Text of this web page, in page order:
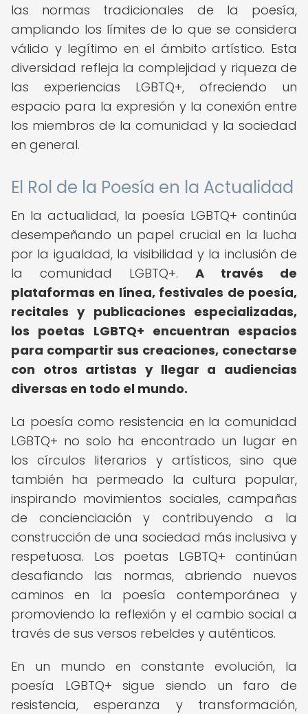
las normas tradicionales de la poesía,
ampliando los límites de lo que se considera
válido y legítimo en el ámbito artístico. Esta
diversidad refleja la complejidad y riqueza de
las experiencias LGBTQ+, ofreciendo un
espacio para la expresión y la conexión entre
los miembros de la comunidad y la sociedad
en general.
El Rol de la Poesía en la Actualidad
En la actualidad, la poesía LGBTQ+ continúa
desempeñando un papel crucial en la lucha
por la igualdad, la visibilidad y la inclusión de
la comunidad LGBTQ+. A través de
plataformas en línea, festivales de poesía,
recitales y publicaciones especializadas,
los poetas LGBTQ+ encuentran espacios
para compartir sus creaciones, conectarse
con otros artistas y llegar a audiencias
diversas en todo el mundo.
La poesía como resistencia en la comunidad
LGBTQ+ no solo ha encontrado un lugar en
los círculos literarios y artísticos, sino que
también ha permeado la cultura popular,
inspirando movimientos sociales, campañas
de concienciación y contribuyendo a la
construcción de una sociedad más inclusiva y
respetuosa. Los poetas LGBTQ+ continúan
desafiando las normas, abriendo nuevos
caminos en la poesía contemporánea y
promoviendo la reflexión y el cambio social a
través de sus versos rebeldes y auténticos.
En un mundo en constante evolución, la
poesía LGBTQ+ sigue siendo un faro de
resistencia, esperanza y transformación,